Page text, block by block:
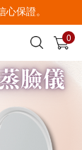
保證。
0
查看